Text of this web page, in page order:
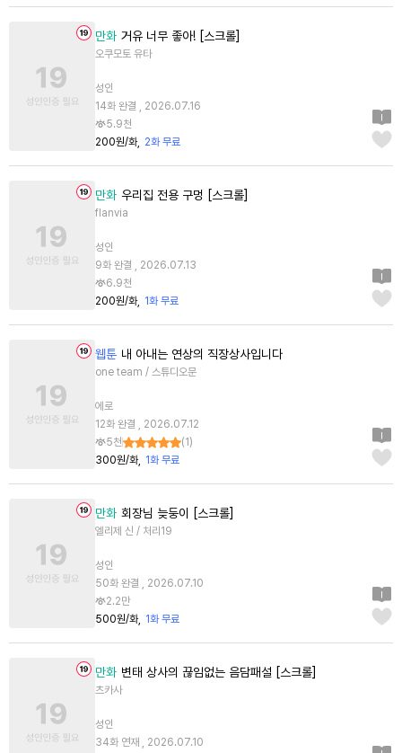
만화 거유 너무 좋아! [스크롤]
오쿠모토 유타
성인
14화 완결 , 2026.07.16
5.9천
200원/화
2화 무료
만화 우리집 전용 구멍 [스크롤]
flanvia
성인
9화 완결 , 2026.07.13
6.9천
200원/화
1화 무료
웹툰 내 아내는 연상의 직장상사입니다
one team / 스튜디오문
에로
12화 완결 , 2026.07.12
5천
(1 )
300원/화
1화 무료
만화 회장님 늦둥이 [스크롤]
엘리제 신 / 처리19
성인
50화 완결 , 2026.07.10
2.2만
500원/화
1화 무료
만화 변태 상사의 끊임없는 음담패설 [스크롤]
츠카사
성인
34화 연재 , 2026.07.10